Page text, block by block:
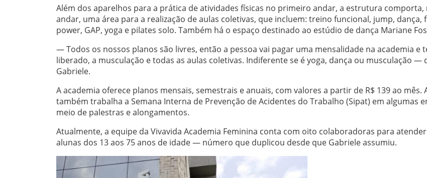
Além dos aparelhos para a prática de atividades físicas no primeiro andar, a estrutura comporta,
andar, uma área para a realização de aulas coletivas, que incluem: treino funcional, jump, dança,
power, GAP, yoga e pilates solo. Também há o espaço destinado ao estúdio de dança Mariane
— Todos os nossos planos são livres, então a pessoa vai pagar uma mensalidade na academia e
liberado, a musculação e todas as aulas coletivas. Indiferente se é yoga, dança ou musculação —
Gabriele.
A academia oferece planos mensais, semestrais e anuais, com valores a partir de R$ 139 ao mês.
também trabalha a Semana Interna de Prevenção de Acidentes do Trabalho (Sipat) em algumas
meio de palestras e alongamentos.
Atualmente, a equipe da Vivavida Academia Feminina conta com oito colaboradoras para
alunas dos 13 aos 75 anos de idade — número que duplicou desde que Gabriele assumiu.